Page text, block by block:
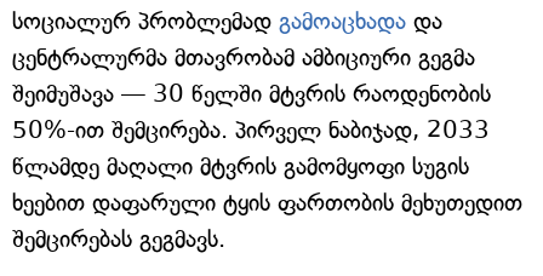
სოციალურ პრობლემად გამოაცხადა და
ცენტრალურმა მთავრობამ ამბიციური გეგმა
შეიმუშავა — 30 წელში მტვრის რაოდენობის
50%-ით შემცირება. პირველ ნაბიჯად, 2033
წლამდე მაღალი მტვრის გამომყოფი სუგის
ხეებით დაფარული ტყის ფართობის მეხუთედით
შემცირებას გეგმავს.